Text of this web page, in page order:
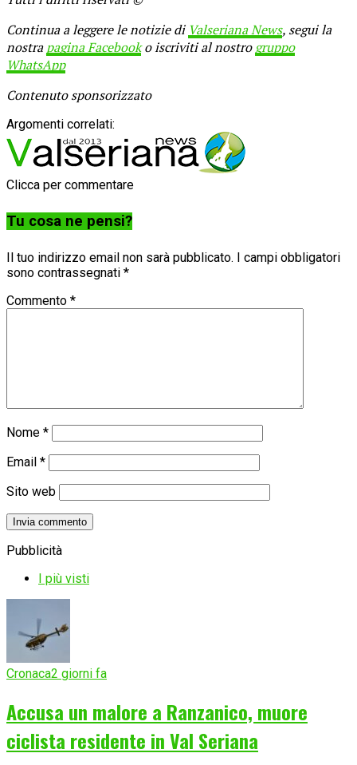
Continua a leggere le notizie di Valseriana News, segui la
nostrapagina Facebooko iscriviti al nostrogruppo
WhatsApp
Contenuto sponsorizzato
Argomenti correlati:
Clicca per commentare
Tu cosa ne pensi?
Il tuo indirizzo email non sarà pubblicato. I campi obbligatori
sono contrassegnati *
Commento *
Nome *
Email *
Sito web
Pubblicità
I più visti
Cronaca2 giorni fa
Accusa un malore a Ranzanico, muore
ciclista residente in Val Seriana